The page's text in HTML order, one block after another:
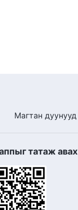
Магтан дуунууд
татаж авах